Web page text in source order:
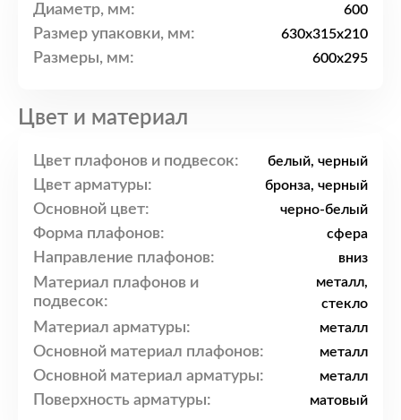
Диаметр, мм: 600
Размер упаковки, мм: 630x315x210
Размеры, мм: 600x295
Цвет и материал
Цвет плафонов и подвесок: белый, черный
Цвет арматуры: бронза, черный
Основной цвет: черно-белый
Форма плафонов: сфера
Направление плафонов: вниз
Материал плафонов и
подвесок:
металл,
стекло
Материал арматуры: металл
Основной материал плафонов: металл
Основной материал арматуры: металл
Поверхность арматуры: матовый